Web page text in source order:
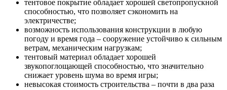
тентовое покрытие обладает хорошей светопропускной
способностью, что позволяет сэкономить на
электричестве;
возможность использования конструкции в любую
погоду и время года – сооружение устойчиво к сильным
ветрам, механическим нагрузкам;
тентовый материал обладает хорошей
звукопоглощающей способностью, что значительно
снижает уровень шума во время игры;
невысокая стоимость строительства – почти в два раза